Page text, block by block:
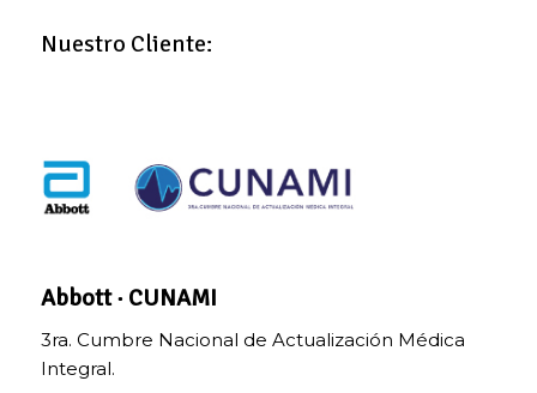
Nuestro Cliente:
Abbott · CUNAMI
3ra. Cumbre Nacional de Actualización Médica
Integral.